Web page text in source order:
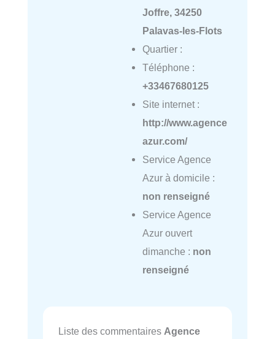
Joffre, 34250
Palavas-les-Flots
Quartier :
Téléphone :
+33467680125
Site internet :
http://www.agence
azur.com/
Service Agence
Azur à domicile :
non renseigné
Service Agence
Azur ouvert
dimanche : non
renseigné
Liste des commentaires Agence